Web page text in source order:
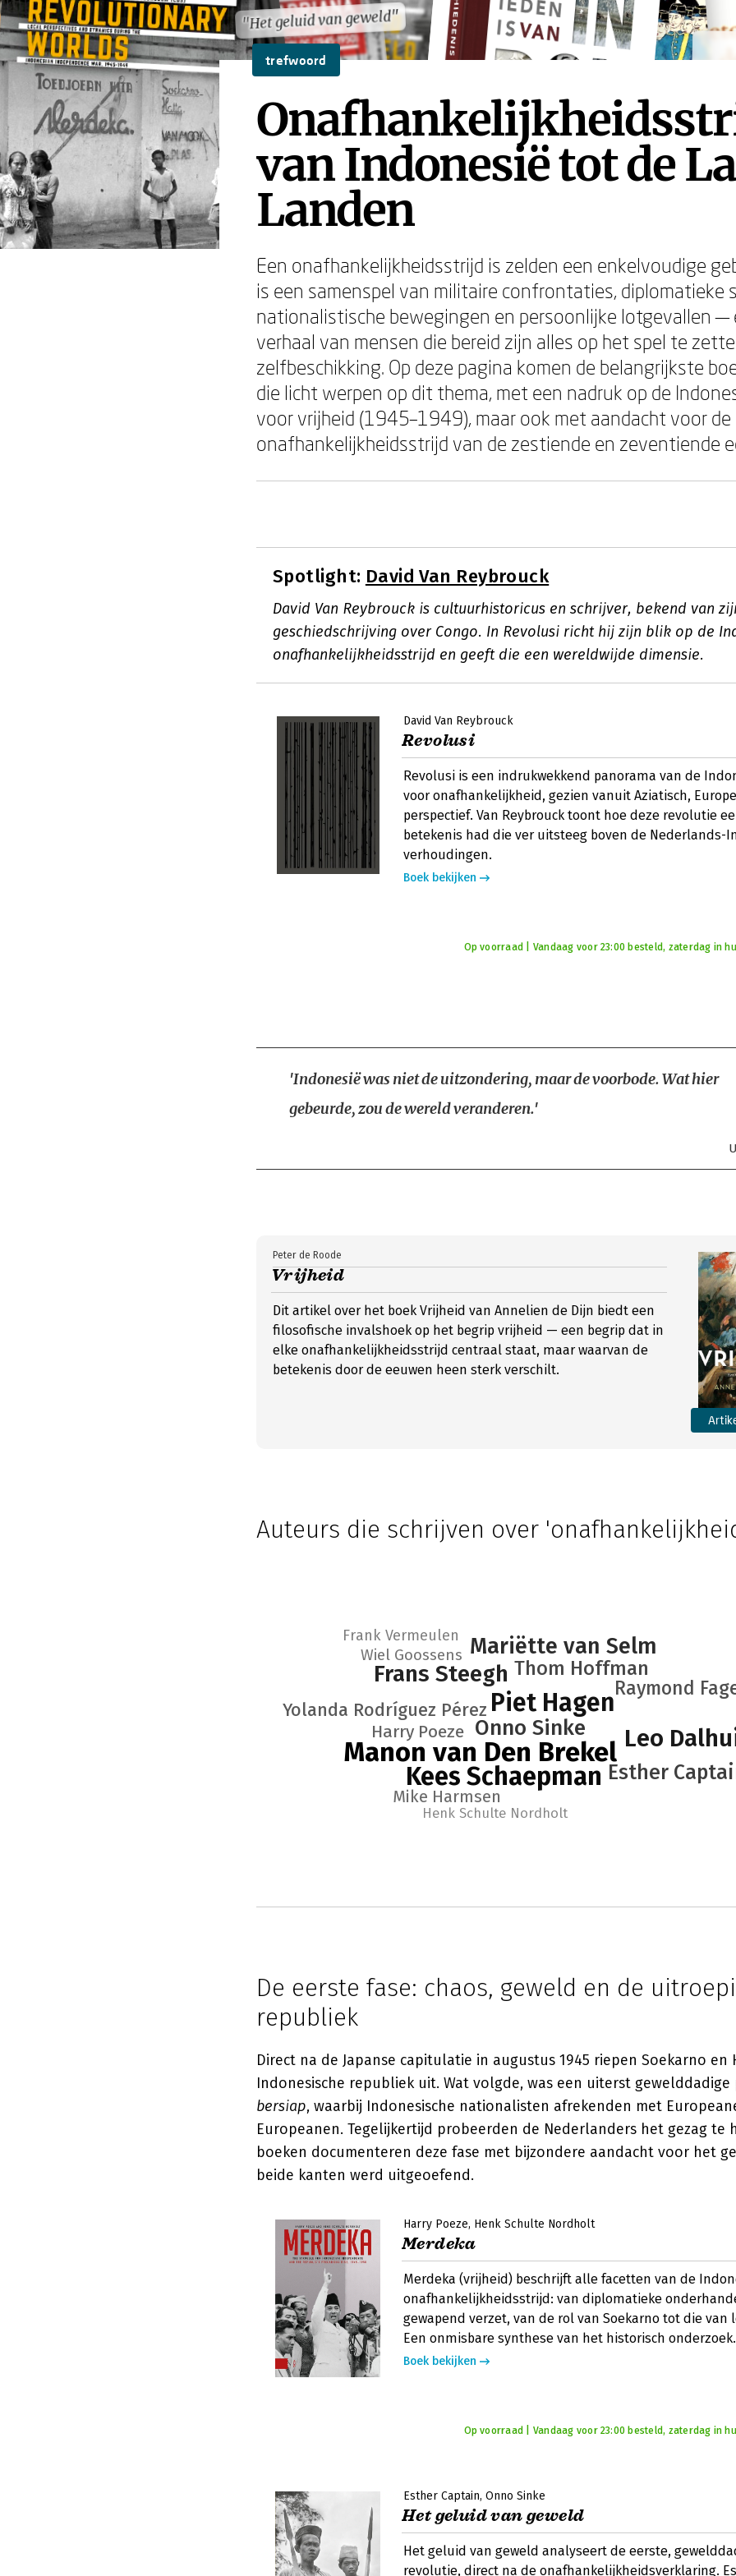
"Het geluid van geweld"
"Het geluid van geweld"
trefwoord
van Indonesië tot de
Landen
Een onafhankelijkheidsstrijd is zelden een enkelvoudige
is een samenspel van militaire confrontaties, diplomatieke
nationalistische bewegingen en persoonlijke lotgevallen —
verhaal van mensen die bereid zijn alles op het spel te
zelfbeschikking. Op deze pagina komen de belangrijkste
die licht werpen op dit thema, met een nadruk op de
voor vrijheid (1945–1949), maar ook met aandacht voor de
onafhankelijkheidsstrijd van de zestiende en zeventiende
Spotlight: David Van Reybrouck
David Van Reybrouck is cultuurhistoricus en schrijver, bekend van
geschiedschrijving over Congo. In Revolusi richt hij zijn blik op de
onafhankelijkheidsstrijd en geeft die een wereldwijde dimensie.
David Van Reybrouck
Revolusi
Revolusi is een indrukwekkend panorama van de
voor onafhankelijkheid, gezien vanuit Aziatisch,
perspectief. Van Reybrouck toont hoe deze revolutie
betekenis had die ver uitsteeg boven de Nederlands-
verhoudingen.
Boek bekijken
Op voorraad | Vandaag voor 23:00 besteld, zaterdag in
'Indonesië was niet de uitzondering, maar de voorbode. Wat hier
gebeurde, zou de wereld veranderen.'
Vrijheid
Peter de Roode
Dit artikel over het boek Vrijheid van Annelien de Dijn biedt een
filosofische invalshoek op het begrip vrijheid — een begrip dat in
elke onafhankelijkheidsstrijd centraal staat, maar waarvan de
betekenis door de eeuwen heen sterk verschilt.
Auteurs die schrijven over
Manon van Den Brekel
Kees Schaepman
Piet Hagen
Leo
Frans Steegh
Mariëtte van Selm
Onno Sinke
Esther
Thom Hoffman
Raymond
Yolanda Rodríguez Pérez
Harry Poeze
Mike Harmsen
Wiel Goossens
Frank Vermeulen
Henk Schulte Nordholt
De eerste fase: chaos, geweld en de
republiek
Direct na de Japanse capitulatie in augustus 1945 riepen Soekarno en
Indonesische republiek uit. Wat volgde, was een uiterst gewelddadige
bersiap, waarbij Indonesische nationalisten afrekenden met
Europeanen. Tegelijkertijd probeerden de Nederlanders het gezag te
boeken documenteren deze fase met bijzondere aandacht voor het
beide kanten werd uitgeoefend.
Harry Poeze Henk Schulte Nordholt
Merdeka
Merdeka (vrijheid) beschrijft alle facetten van de
onafhankelijkheidsstrijd: van diplomatieke
gewapend verzet, van de rol van Soekarno tot die van
Een onmisbare synthese van het historisch onderzoek.
Boek bekijken
Op voorraad | Vandaag voor 23:00 besteld, zaterdag in
Esther Captain Onno Sinke
Het geluid van geweld
Het geluid van geweld analyseert de eerste,
revolutie, direct na de onafhankelijkheidsverklaring.